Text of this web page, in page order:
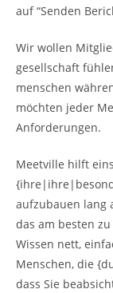
auf “Senden
Wir wollen
gesellschaft
menschen
möchten jeder
Anforderungen.
Meetville hilft
aufzubauen lang
das am besten
Wissen nett,
Menschen, die
dass Sie